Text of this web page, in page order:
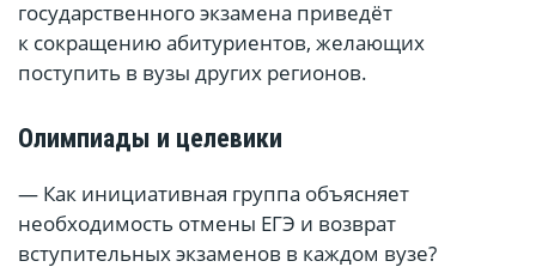
государственного экзамена приведёт
к сокращению абитуриентов, желающих
поступить в вузы других регионов.
Олимпиады и целевики
— Как инициативная группа объясняет
необходимость отмены ЕГЭ и возврат
вступительных экзаменов в каждом вузе?